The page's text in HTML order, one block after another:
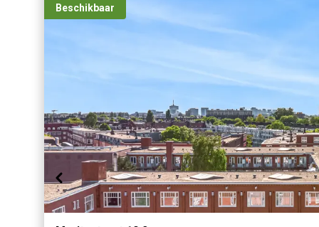
Beschikbaar